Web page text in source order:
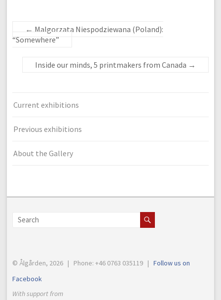
← Malgorzata Niespodziewana (Poland):
“Somewhere”
Inside our minds, 5 printmakers from Canada →
Current exhibitions
Previous exhibitions
About the Gallery
© Ålgården, 2026 | Phone: +46 0763 035119 | Follow us on
Facebook
With support from